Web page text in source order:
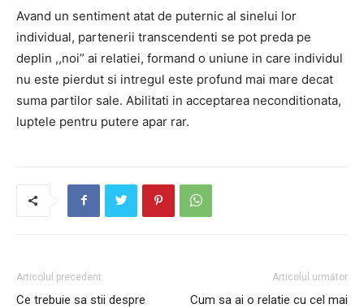
Avand un sentiment atat de puternic al sinelui lor
individual, partenerii transcendenti se pot preda pe
deplin ,,noi” ai relatiei, formand o uniune in care individul
nu este pierdut si intregul este profund mai mare decat
suma partilor sale. Abilitati in acceptarea neconditionata,
luptele pentru putere apar rar.
Articolul precedent
Ce trebuie sa stii despre
Articolul următor
Cum sa ai o relatie cu cel mai